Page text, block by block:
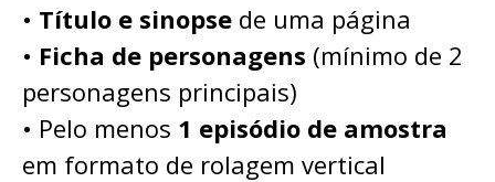
• Título e sinopse de uma página
• Ficha de personagens (mínimo de 2
personagens principais)
• Pelo menos 1 episódio de amostra
em formato de rolagem vertical